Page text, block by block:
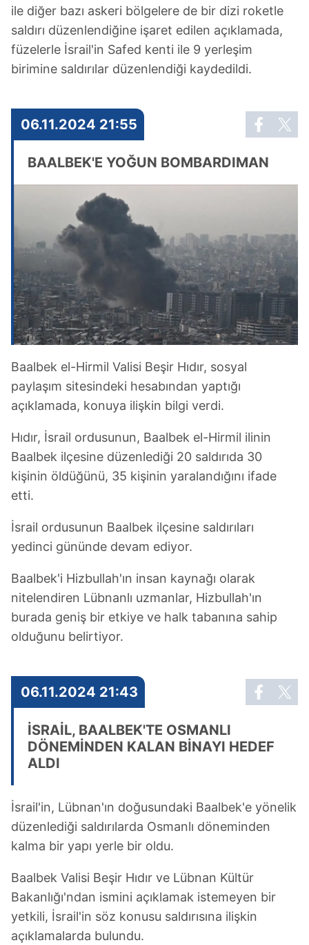
ile diğer bazı askeri bölgelere de bir dizi roketle
saldırı düzenlendiğine işaret edilen açıklamada,
füzelerle İsrail'in Safed kenti ile 9 yerleşim
birimine saldırılar düzenlendiği kaydedildi.
06.11.2024 21:55
BAALBEK'E YOĞUN BOMBARDIMAN
Baalbek el-Hirmil Valisi Beşir Hıdır, sosyal
paylaşım sitesindeki hesabından yaptığı
açıklamada, konuya ilişkin bilgi verdi.
Hıdır, İsrail ordusunun, Baalbek el-Hirmil ilinin
Baalbek ilçesine düzenlediği 20 saldırıda 30
kişinin öldüğünü, 35 kişinin yaralandığını ifade
etti.
İsrail ordusunun Baalbek ilçesine saldırıları
yedinci gününde devam ediyor.
Baalbek'i Hizbullah'ın insan kaynağı olarak
nitelendiren Lübnanlı uzmanlar, Hizbullah'ın
burada geniş bir etkiye ve halk tabanına sahip
olduğunu belirtiyor.
06.11.2024 21:43
İSRAİL, BAALBEK'TE OSMANLI
DÖNEMİNDEN KALAN BİNAYI HEDEF
ALDI
İsrail'in, Lübnan'ın doğusundaki Baalbek'e yönelik
düzenlediği saldırılarda Osmanlı döneminden
kalma bir yapı yerle bir oldu.
Baalbek Valisi Beşir Hıdır ve Lübnan Kültür
Bakanlığı'ndan ismini açıklamak istemeyen bir
yetkili, İsrail'in söz konusu saldırısına ilişkin
açıklamalarda bulundu.